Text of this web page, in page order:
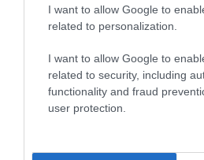
I want to allow Google to
related to personalization.
I want to allow Google to
related to security, including
functionality and fraud
user protection.
​Pluk de Nacht,
Az Amszterdamban minden
Pluk de Nacht Hollandia
filmfesztiválja. A hatalmas
Stenen Hoofd mólónál áll, a
független alkotások meglepő